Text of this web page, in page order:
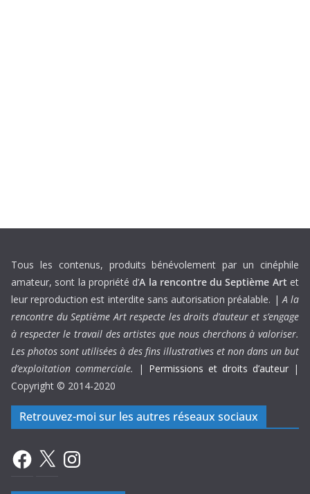
Tous les contenus, produits bénévolement par un cinéphile
amateur, sont la propriété d’A la rencontre du Septième Art et
leur reproduction est interdite sans autorisation préalable. |A la
rencontre du Septième Art respecte les droits d’auteur et s’engage
à respecter le travail des artistes que nous cherchons à valoriser.
Les photos sont utilisées à des fins illustratives et non dans un but
d’exploitation commerciale.
| Permissions et droits d’auteur |
Copyright © 2014-2020
Retrouvez-moi sur les autres réseaux sociaux
Facebook
X Instagram